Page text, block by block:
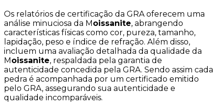
Os relatórios de certificação da GRA oferecem uma
análise minuciosa da Moissanite, abrangendo
características físicas como cor, pureza, tamanho,
lapidação, peso e índice de refração. Além disso,
incluem uma avaliação detalhada da qualidade da
Moissanite, respaldada pela garantia de
autenticidade concedida pela GRA. Sendo assim cada
pedra é acompanhada por um certificado emitido
pelo GRA, assegurando sua autenticidade e
qualidade incomparáveis.